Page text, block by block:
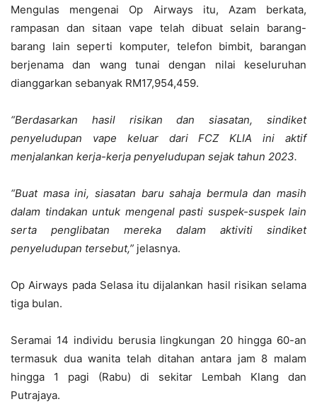
Mengulas mengenai Op Airways itu, Azam berkata,
rampasan dan sitaan vape telah dibuat selain barang-
barang lain seperti komputer, telefon bimbit, barangan
berjenama dan wang tunai dengan nilai keseluruhan
dianggarkan sebanyak RM17,954,459.
“Berdasarkan hasil risikan dan siasatan, sindiket
penyeludupan vape keluar dari FCZ KLIA ini aktif
menjalankan kerja-kerja penyeludupan sejak tahun 2023.
“Buat masa ini, siasatan baru sahaja bermula dan masih
dalam tindakan untuk mengenal pasti suspek-suspek lain
serta penglibatan mereka dalam aktiviti sindiket
penyeludupan tersebut,” jelasnya.
Op Airways pada Selasa itu dijalankan hasil risikan selama
tiga bulan.
Seramai 14 individu berusia lingkungan 20 hingga 60-an
termasuk dua wanita telah ditahan antara jam 8 malam
hingga 1 pagi (Rabu) di sekitar Lembah Klang dan
Putrajaya.